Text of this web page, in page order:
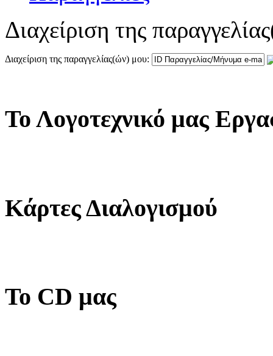
Διαχείριση της
Διαχείριση της παραγγελίας(ών) μου:
Το Λογοτεχνικό μας
Κάρτες Διαλογισμού
Το CD μας